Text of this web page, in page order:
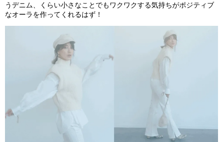
うデニム、くらい小さなことでもワクワクする気持ちがポジティブ
なオーラを作ってくれるはず！